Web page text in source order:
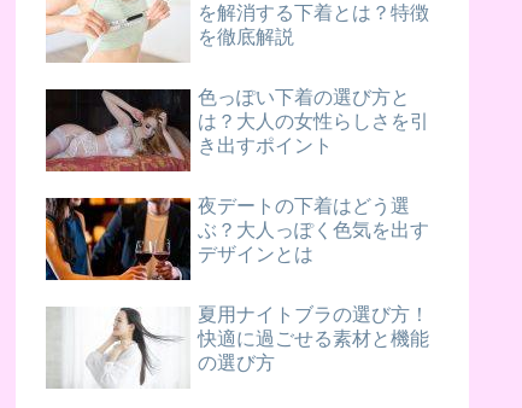
を解消する下着とは？特徴
を徹底解説
色っぽい下着の選び方と
は？大人の女性らしさを引
き出すポイント
夜デートの下着はどう選
ぶ？大人っぽく色気を出す
デザインとは
夏用ナイトブラの選び方！
快適に過ごせる素材と機能
の選び方